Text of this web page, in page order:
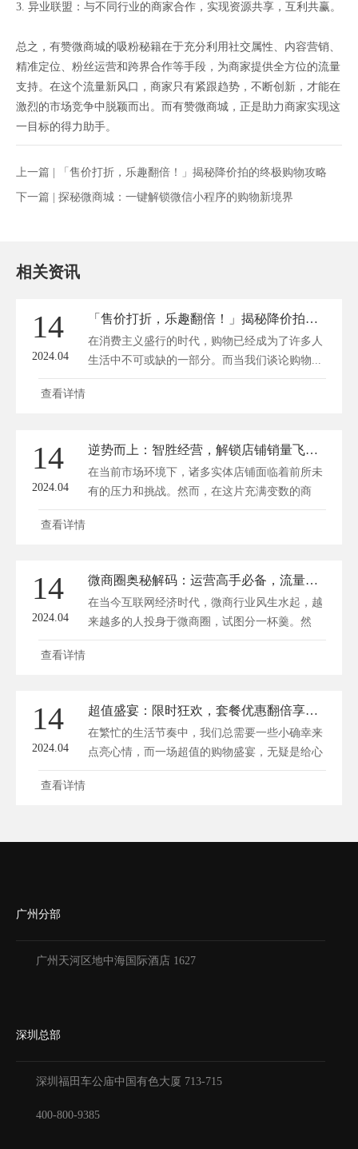
3. 异业联盟：与不同行业的商家合作，实现资源共享，互利共赢。
总之，有赞微商城的吸粉秘籍在于充分利用社交属性、内容营销、
精准定位、粉丝运营和跨界合作等手段，为商家提供全方位的流量
支持。在这个流量新风口，商家只有紧跟趋势，不断创新，才能在
激烈的市场竞争中脱颖而出。而有赞微商城，正是助力商家实现这
一目标的得力助手。
上一篇 | 「售价打折，乐趣翻倍！」揭秘降价拍的终极购物攻略
下一篇 | 探秘微商城：一键解锁微信小程序的购物新境界
相关资讯
14
2024.04
「售价打折，乐趣翻倍！」揭秘降价拍的终极购物攻略
在消费主义盛行的时代，购物已经成为了许多人
生活中不可或缺的一部分。而当我们谈论购物...
查看详情
14
2024.04
逆势而上：智胜经营，解锁店铺销量飞跃密码
在当前市场环境下，诸多实体店铺面临着前所未
有的压力和挑战。然而，在这片充满变数的商
业...
查看详情
14
2024.04
微商圈奥秘解码：运营高手必备，流量变现新法则！
在当今互联网经济时代，微商行业风生水起，越
来越多的人投身于微商圈，试图分一杯羹。然
而，在...
查看详情
14
2024.04
超值盛宴：限时狂欢，套餐优惠翻倍享，舌尖上的省钱秘籍！
在繁忙的生活节奏中，我们总需要一些小确幸来
点亮心情，而一场超值的购物盛宴，无疑是给心
灵...
查看详情
广州分部
广州天河区地中海国际酒店 1627
深圳总部
深圳福田车公庙中国有色大厦 713-715
400-800-9385